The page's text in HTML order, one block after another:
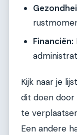
Financiën:
Kijk naar je
dit doen
te
Een andere